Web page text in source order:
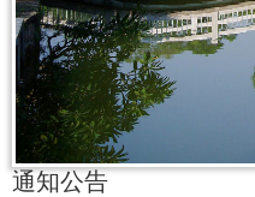
通知公告